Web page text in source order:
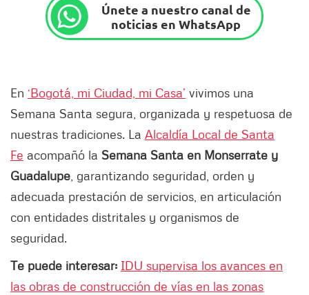
Únete a nuestro canal de
noticias en WhatsApp
En ‘Bogotá, mi Ciudad, mi Casa’ vivimos una
Semana Santa segura, organizada y respetuosa de
nuestras tradiciones. La Alcaldía Local de Santa
Fe acompañó la Semana Santa en Monserrate y
Guadalupe , garantizando seguridad, orden y
adecuada prestación de servicios, en articulación
con entidades distritales y organismos de
seguridad.
Te puede interesar: IDU supervisa los avances en
las obras de construcción de vías en las zonas